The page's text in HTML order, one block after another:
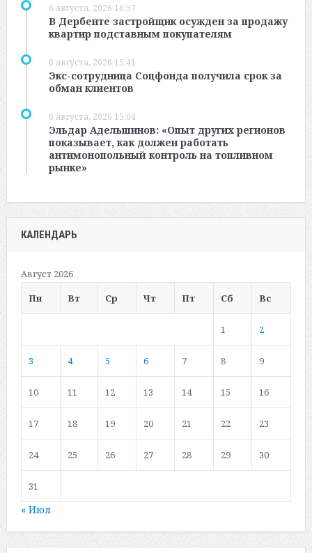
6 августа, 2026 16:57
В Дербенте застройщик осужден за продажу
квартир подставным покупателям
6 августа, 2026 15:41
Экс-сотрудница Соцфонда получила срок за
обман клиентов
6 августа, 2026 15:04
Эльдар Адельшинов: «Опыт других регионов
показывает, как должен работать
антимонопольный контроль на топливном
рынке»
КАЛЕНДАРЬ
Август 2026
Пн
Вт Ср Чт Пт Сб Вс
1 2
3 4 5 6 7 8 9
10 11 12 13 14 15 16
17 18 19 20 21 22 23
24 25 26 27 28 29 30
31
« Июл